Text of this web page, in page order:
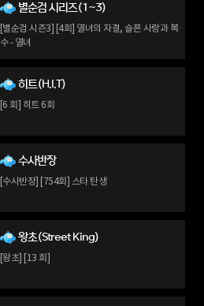
별순검 시리즈(1~3)
[별순검 시즌3] [4회] 열녀의 자결, 슬픈 사랑과 복
수 - 열녀
히트(H.I.T)
[6 회] 히트 6회
수사반장
[수사반장] [754회] 스타 탄생
왕초(Street King)
[왕초] [13 회]